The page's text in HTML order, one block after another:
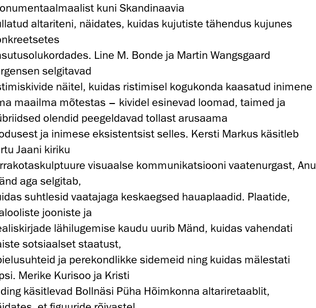
kuni Skandinaavia
altariteni, näidates, kuidas kujutiste tähendus kujunes
Line M. Bonde ja Martin Wangsgaard
selgitavad
näitel, kuidas ristimisel kogukonda kaasatud inimene
maailma mõtestas – kividel esinevad loomad, taimed ja
olendid peegeldavad tollast arusaama
ja inimese eksistentsist selles. Kersti Markus käsitleb
Jaani kiriku
visuaalse kommunikatsiooni vaatenurgast, Anu
aga selgitab,
suhtlesid vaatajaga keskaegsed hauaplaadid. Plaatide,
jooniste ja
lähilugemise kaudu uurib Mänd, kuidas vahendati
sotsiaalset staatust,
ja perekondlikke sidemeid ning kuidas mälestati
Merike Kurisoo ja Kristi
käsitlevad Bollnäsi Püha Hõimkonna altariretaablit,